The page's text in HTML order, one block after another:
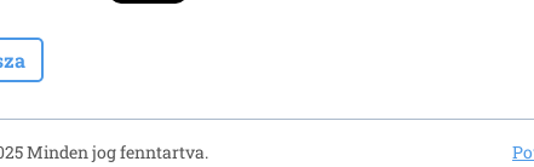
Minden jog fenntartva.